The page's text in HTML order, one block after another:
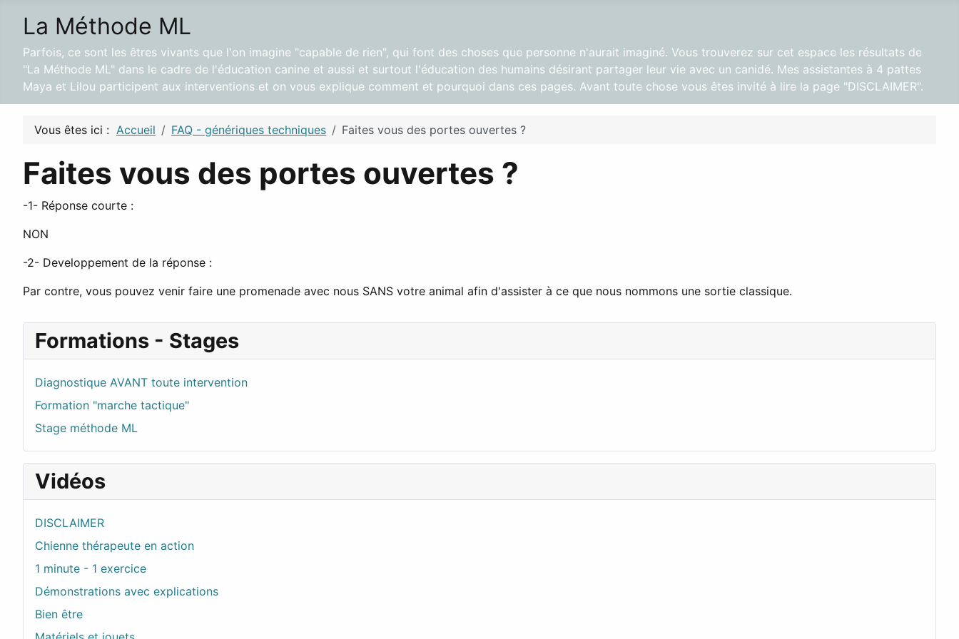
La Méthode ML
Parfois, ce sont les êtres vivants que l'on imagine "capable de rien", qui font des choses que personne n'aurait imaginé. Vous trouverez sur cet espace les résultats de
"La Méthode ML" dans le cadre de l'éducation canine et aussi et surtout l'éducation des humains désirant partager leur vie avec un canidé. Mes assistantes à 4 pattes
Maya et Lilou participent aux interventions et on vous explique comment et pourquoi dans ces pages. Avant toute chose vous êtes invité à lire la page "DISCLAIMER".
Formations - Stages
Diagnostique AVANT toute intervention
Formation "marche tactique"
Stage méthode ML
Vidéos
DISCLAIMER
Chienne thérapeute en action
1 minute - 1 exercice
Démonstrations avec explications
Bien être
Vous êtes ici : Accueil FAQ - génériques techniques Faites vous des portes ouvertes ?
Faites vous des portes ouvertes ?
-1- Réponse courte :
NON
-2- Developpement de la réponse :
Par contre, vous pouvez venir faire une promenade avec nous SANS votre animal afin d'assister à ce que nous nommons une sortie classique.